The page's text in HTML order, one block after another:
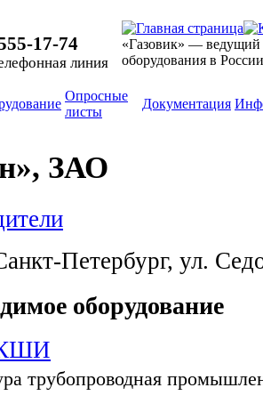
17-74
линия
«Газовик» — ведущий
оборудования в России
Опросные
листы
Документация
ЗАО
Петербург, ул.
оборудование
трубопроводная